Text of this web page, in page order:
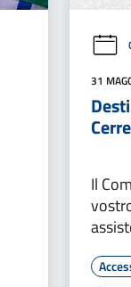
31
Il